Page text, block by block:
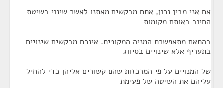
אם אני מבין נכון, אתם מבקשים מאתנו לאשר שינוי בשיטת
החיוב באותם מקומות
בהתאם מתאפשרת המניה המקומית. אינכם מבקשים שינויים
בתעריף אלא שינויים בסיווג
של המנויים על פי המרכזות שהם קשורים אליהן כדי להחיל
עליהם את השיטה של פעימת